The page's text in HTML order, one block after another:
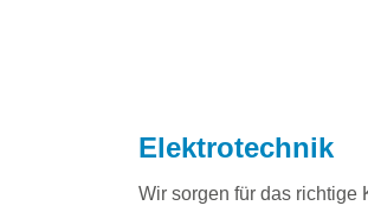
Elektrotechnik
Wir sorgen für das richtige